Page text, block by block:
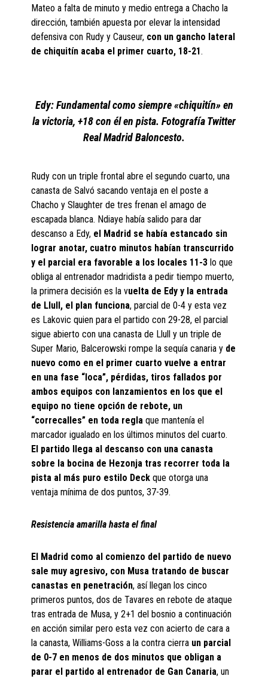
Mateo a falta de minuto y medio entrega a Chacho la
dirección, también apuesta por elevar la intensidad
defensiva con Rudy y Causeur, con un gancho lateral
de chiquitín acaba el primer cuarto, 18-21.
Edy: Fundamental como siempre «chiquitín» en
la victoria, +18 con él en pista. Fotografía Twitter
Real Madrid Baloncesto.
Rudy con un triple frontal abre el segundo cuarto, una
canasta de Salvó sacando ventaja en el poste a
Chacho y Slaughter de tres frenan el amago de
escapada blanca. Ndiaye había salido para dar
descanso a Edy, el Madrid se había estancado sin
lograr anotar, cuatro minutos habían transcurrido
y el parcial era favorable a los locales 11-3 lo que
obliga al entrenador madridista a pedir tiempo muerto,
la primera decisión es la vuelta de Edy y la entrada
de Llull, el plan funciona, parcial de 0-4 y esta vez
es Lakovic quien para el partido con 29-28, el parcial
sigue abierto con una canasta de Llull y un triple de
Super Mario, Balcerowski rompe la sequía canaria y de
nuevo como en el primer cuarto vuelve a entrar
en una fase “loca”, pérdidas, tiros fallados por
ambos equipos con lanzamientos en los que el
equipo no tiene opción de rebote, un
“correcalles” en toda reglaque mantenía el
marcador igualado en los últimos minutos del cuarto.
El partido llega al descanso con una canasta
sobre la bocina de Hezonja tras recorrer toda la
pista al más puro estilo Deck que otorga una
ventaja mínima de dos puntos, 37-39.
Resistencia amarilla hasta el final
El Madrid como al comienzo del partido de nuevo
sale muy agresivo, con Musa tratando de buscar
canastas en penetración, así llegan los cinco
primeros puntos, dos de Tavares en rebote de ataque
tras entrada de Musa, y 2+1 del bosnio a continuación
en acción similar pero esta vez con acierto de cara a
la canasta, Williams-Goss a la contra cierra un parcial
de 0-7 en menos de dos minutos que obligan a
parar el partido al entrenador de Gan Canaria, un